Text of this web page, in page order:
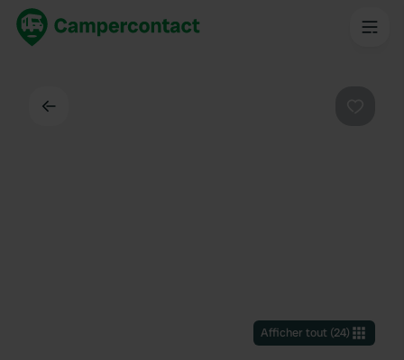
Afficher tout(24)